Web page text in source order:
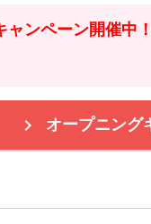
ンペーン開催中！
 オープニング